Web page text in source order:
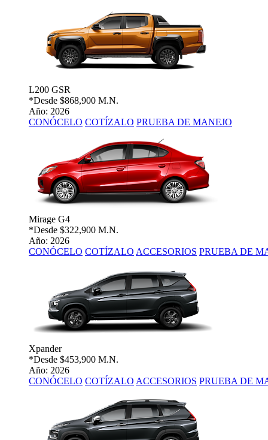
L200 GSR
*Desde $868,900 M.N.
Año: 2026
CONÓCELO COTÍZALO PRUEBA DE MANEJO
Mirage G4
*Desde $322,900 M.N.
Año: 2026
CONÓCELO COTÍZALO ACCESORIOS PRUEBA DE
Xpander
*Desde $453,900 M.N.
Año: 2026
CONÓCELO COTÍZALO ACCESORIOS PRUEBA DE